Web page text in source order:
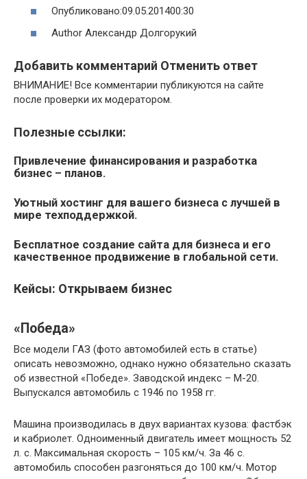
Опубликовано:09.05.201400:30
Author Александр Долгорукий
Добавить комментарий Отменить ответ
ВНИМАНИЕ! Все комментарии публикуются на сайте
после проверки их модератором.
Полезные ссылки:
Привлечение финансирования и разработка
бизнес – планов.
Уютный хостинг для вашего бизнеса с лучшей в
мире техподдержкой.
Бесплатное создание сайта для бизнеса и его
качественное продвижение в глобальной сети.
Кейсы: Открываем бизнес
«Победа»
Все модели ГАЗ (фото автомобилей есть в статье)
описать невозможно, однако нужно обязательно сказать
об известной «Победе». Заводской индекс – М-20.
Выпускался автомобиль с 1946 по 1958 гг.
Машина производилась в двух вариантах кузова: фастбэк
и кабриолет. Одноименный двигатель имеет мощность 52
л. с. Максимальная скорость – 105 км/ч. За 46 с.
автомобиль способен разгоняться до 100 км/ч. Мотор